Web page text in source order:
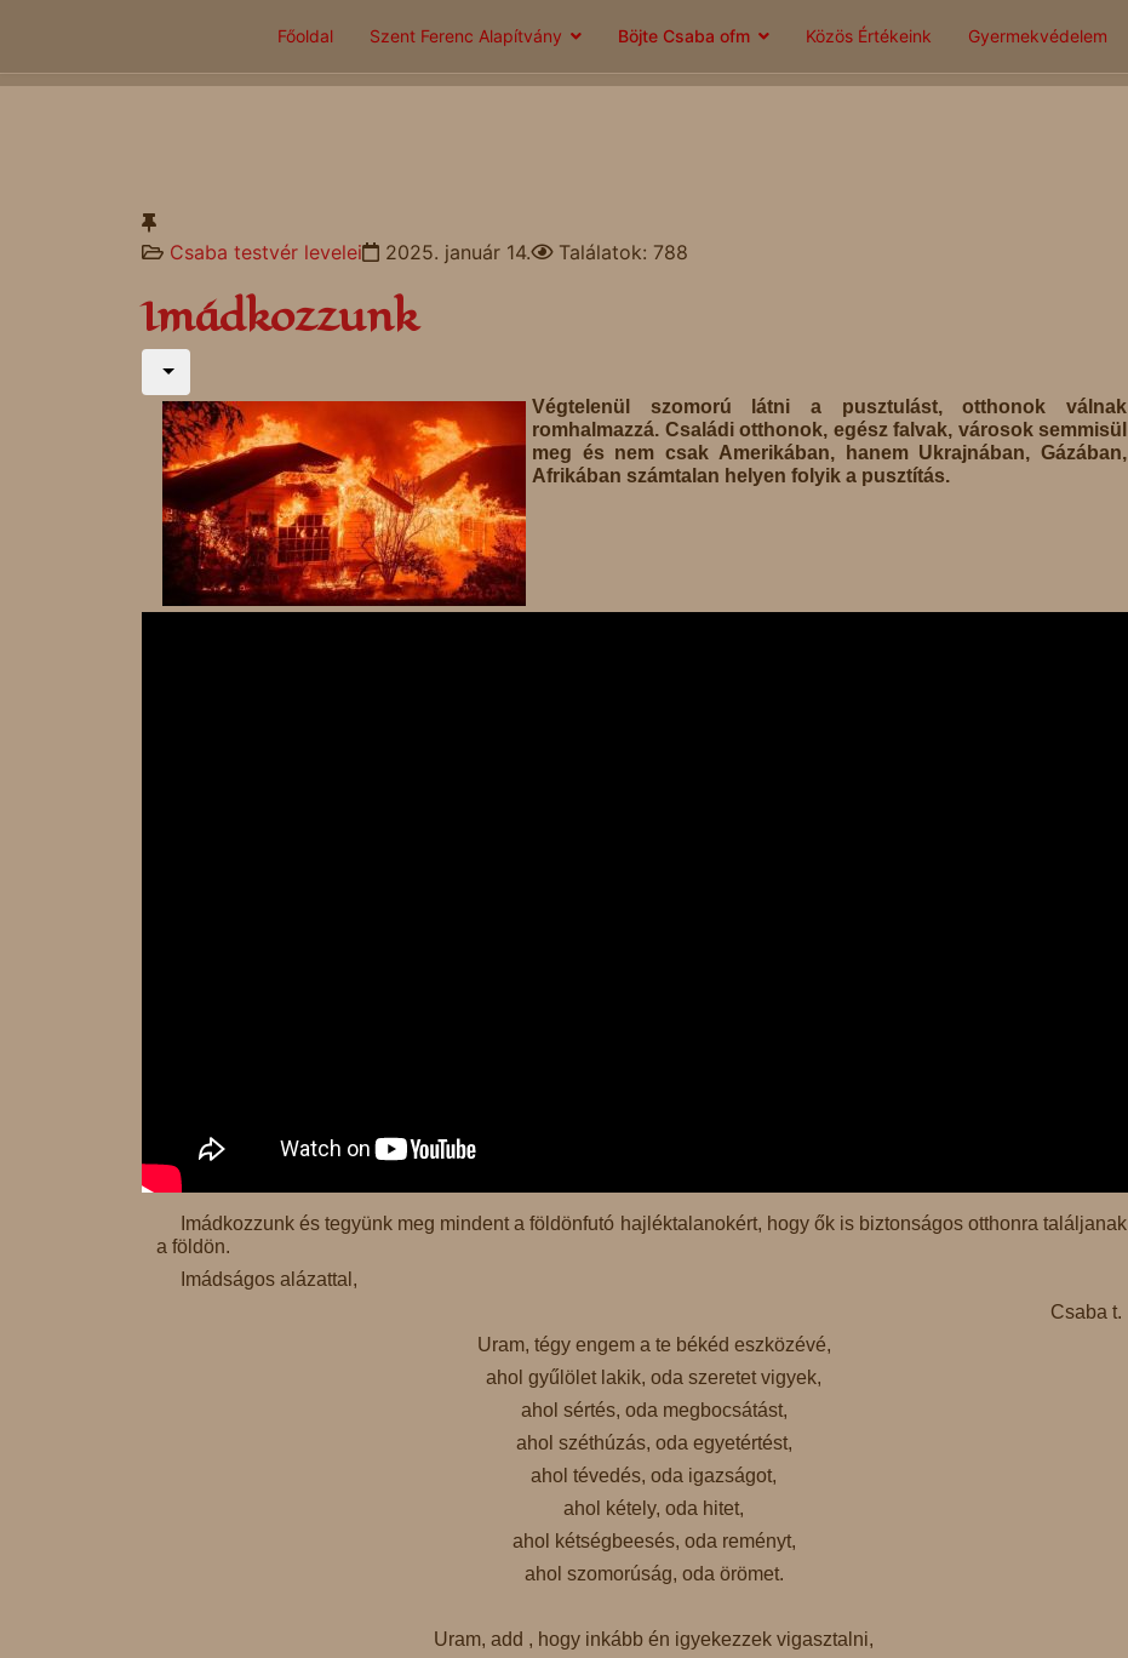
Főoldal Szent Ferenc Alapítvány Böjte Csaba ofm Közös Értékeink Gyermekvédelem
Csaba testvér levelei 2025. január 14. Találatok: 788
Imádkozzunk
Végtelenül szomorú látni a pusztulást, otthonok válnak
romhalmazzá. Családi otthonok, egész falvak, városok semmisül
meg és nem csak Amerikában, hanem Ukrajnában, Gázában,
Afrikában számtalan helyen folyik a pusztítás.
Imádkozzunk és tegyünk meg mindent a földönfutó hajléktalanokért, hogy ők is biztonságos otthonra találjanak
a földön.
Imádságos alázattal,
Csaba t.
Uram, tégy engem a te békéd eszközévé,
ahol gyűlölet lakik, oda szeretet vigyek,
ahol sértés, oda megbocsátást,
ahol széthúzás, oda egyetértést,
ahol tévedés, oda igazságot,
ahol kétely, oda hitet,
ahol kétségbeesés, oda reményt,
ahol szomorúság, oda örömet.
Uram, add , hogy inkább én igyekezzek vigasztalni,